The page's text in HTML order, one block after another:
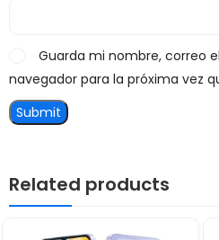
Guarda mi nombre, correo
navegador para la próxima vez
Related products